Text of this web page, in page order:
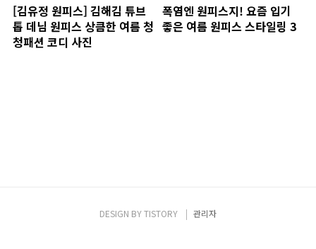
[김유정 원피스] 김해김 튜브
톱 데님 원피스 상큼한 여름 청
청패션 코디 사진
폭염엔 원피스지! 요즘 입기
좋은 여름 원피스 스타일링 3
DESIGN BYTISTORY 관리자